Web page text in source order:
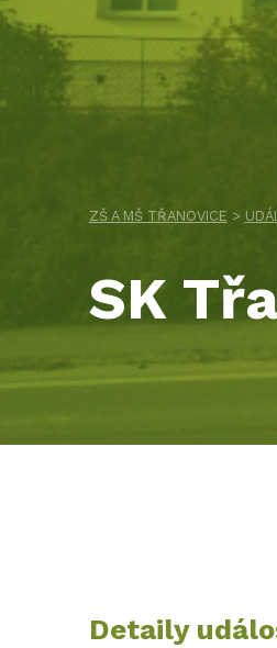
ZŠ A MŠ TŘANOVICE >
SK
Detaily